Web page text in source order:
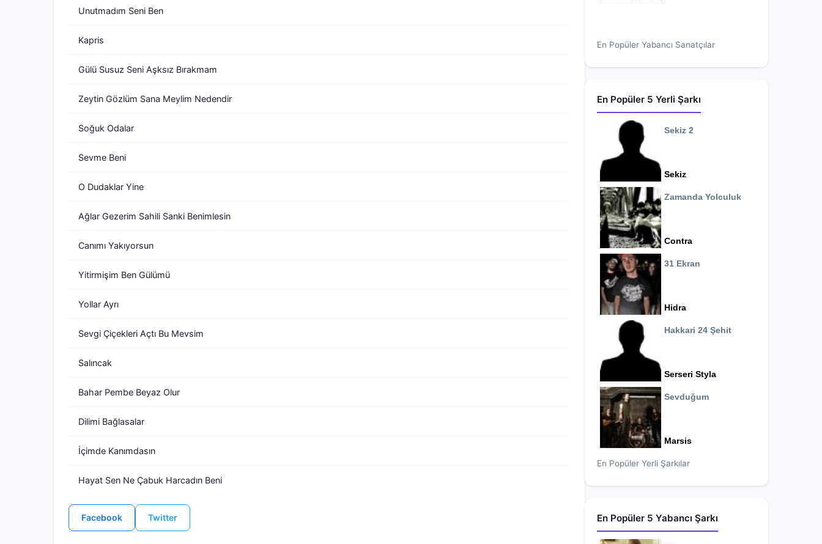
Unutmadım Seni Ben
Kapris
Gülü Susuz Seni Aşksız Bırakmam
Zeytin Gözlüm Sana Meylim Nedendir
Soğuk Odalar
Sevme Beni
O Dudaklar Yine
Ağlar Gezerim Sahili Sanki Benimlesin
Canımı Yakıyorsun
Yitirmişim Ben Gülümü
Yollar Ayrı
Sevgi Çiçekleri Açtı Bu Mevsim
Salıncak
Bahar Pembe Beyaz Olur
Dilimi Bağlasalar
İçimde Kanımdasın
Hayat Sen Ne Çabuk Harcadın Beni
Facebook Twitter
En Popüler Yabancı Sanatçılar
En Popüler 5 Yerli Şarkı
Sekiz 2
Sekiz
Zamanda Yolculuk
Contra
31 Ekran
Hidra
Hakkari 24 Şehit
Serseri Styla
Sevduğum
Marsis
En Popüler Yerli Şarkılar
En Popüler 5 Yabancı Şarkı